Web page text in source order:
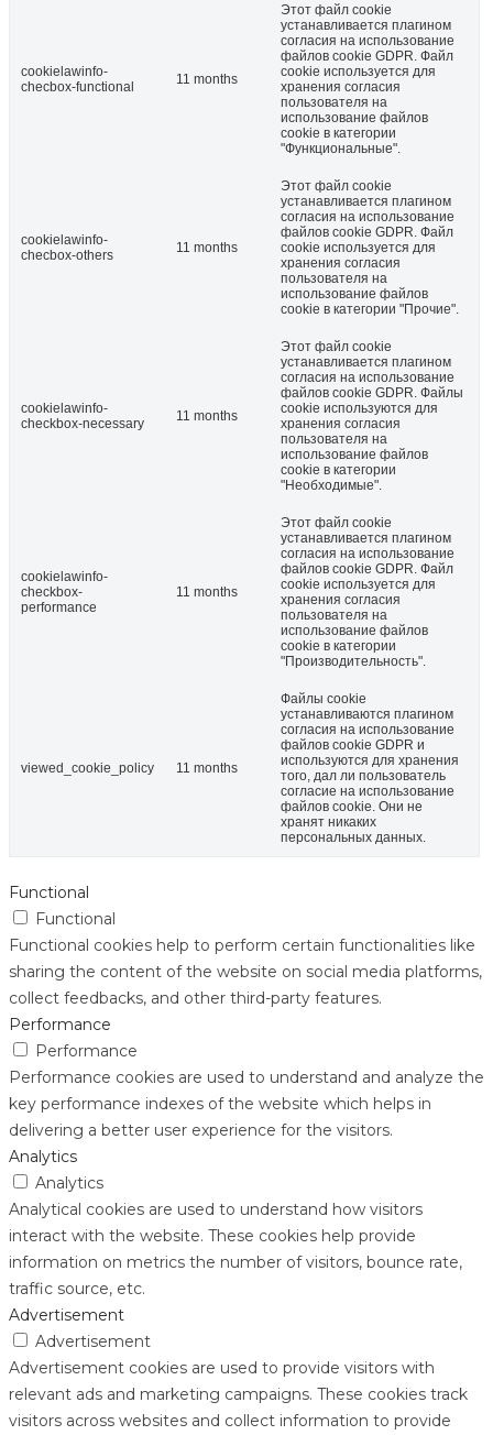
cookielawinfo-
checbox-functional
11 months
Этот файл cookie
устанавливается плагином
согласия на использование
файлов cookie GDPR. Файл
cookie используется для
хранения согласия
пользователя на
использование файлов
cookie в категории
"Функциональные".
cookielawinfo-
checbox-others
11 months
Этот файл cookie
устанавливается плагином
согласия на использование
файлов cookie GDPR. Файл
cookie используется для
хранения согласия
пользователя на
использование файлов
cookie в категории "Прочие".
cookielawinfo-
checkbox-necessary
11 months
Этот файл cookie
устанавливается плагином
согласия на использование
файлов cookie GDPR. Файлы
cookie используются для
хранения согласия
пользователя на
использование файлов
cookie в категории
"Необходимые".
cookielawinfo-
checkbox-
performance
11 months
Этот файл cookie
устанавливается плагином
согласия на использование
файлов cookie GDPR. Файл
cookie используется для
хранения согласия
пользователя на
использование файлов
cookie в категории
"Производительность".
viewed_cookie_policy 11 months
Файлы cookie
устанавливаются плагином
согласия на использование
файлов cookie GDPR и
используются для хранения
того, дал ли пользователь
согласие на использование
файлов cookie. Они не
хранят никаких
персональных данных.
Functional
Functional
Functional cookies help to perform certain functionalities like
sharing the content of the website on social media platforms,
collect feedbacks, and other third-party features.
Performance
Performance
Performance cookies are used to understand and analyze the
key performance indexes of the website which helps in
delivering a better user experience for the visitors.
Analytics
Analytics
Analytical cookies are used to understand how visitors
interact with the website. These cookies help provide
information on metrics the number of visitors, bounce rate,
traffic source, etc.
Advertisement
Advertisement
Advertisement cookies are used to provide visitors with
relevant ads and marketing campaigns. These cookies track
visitors across websites and collect information to provide